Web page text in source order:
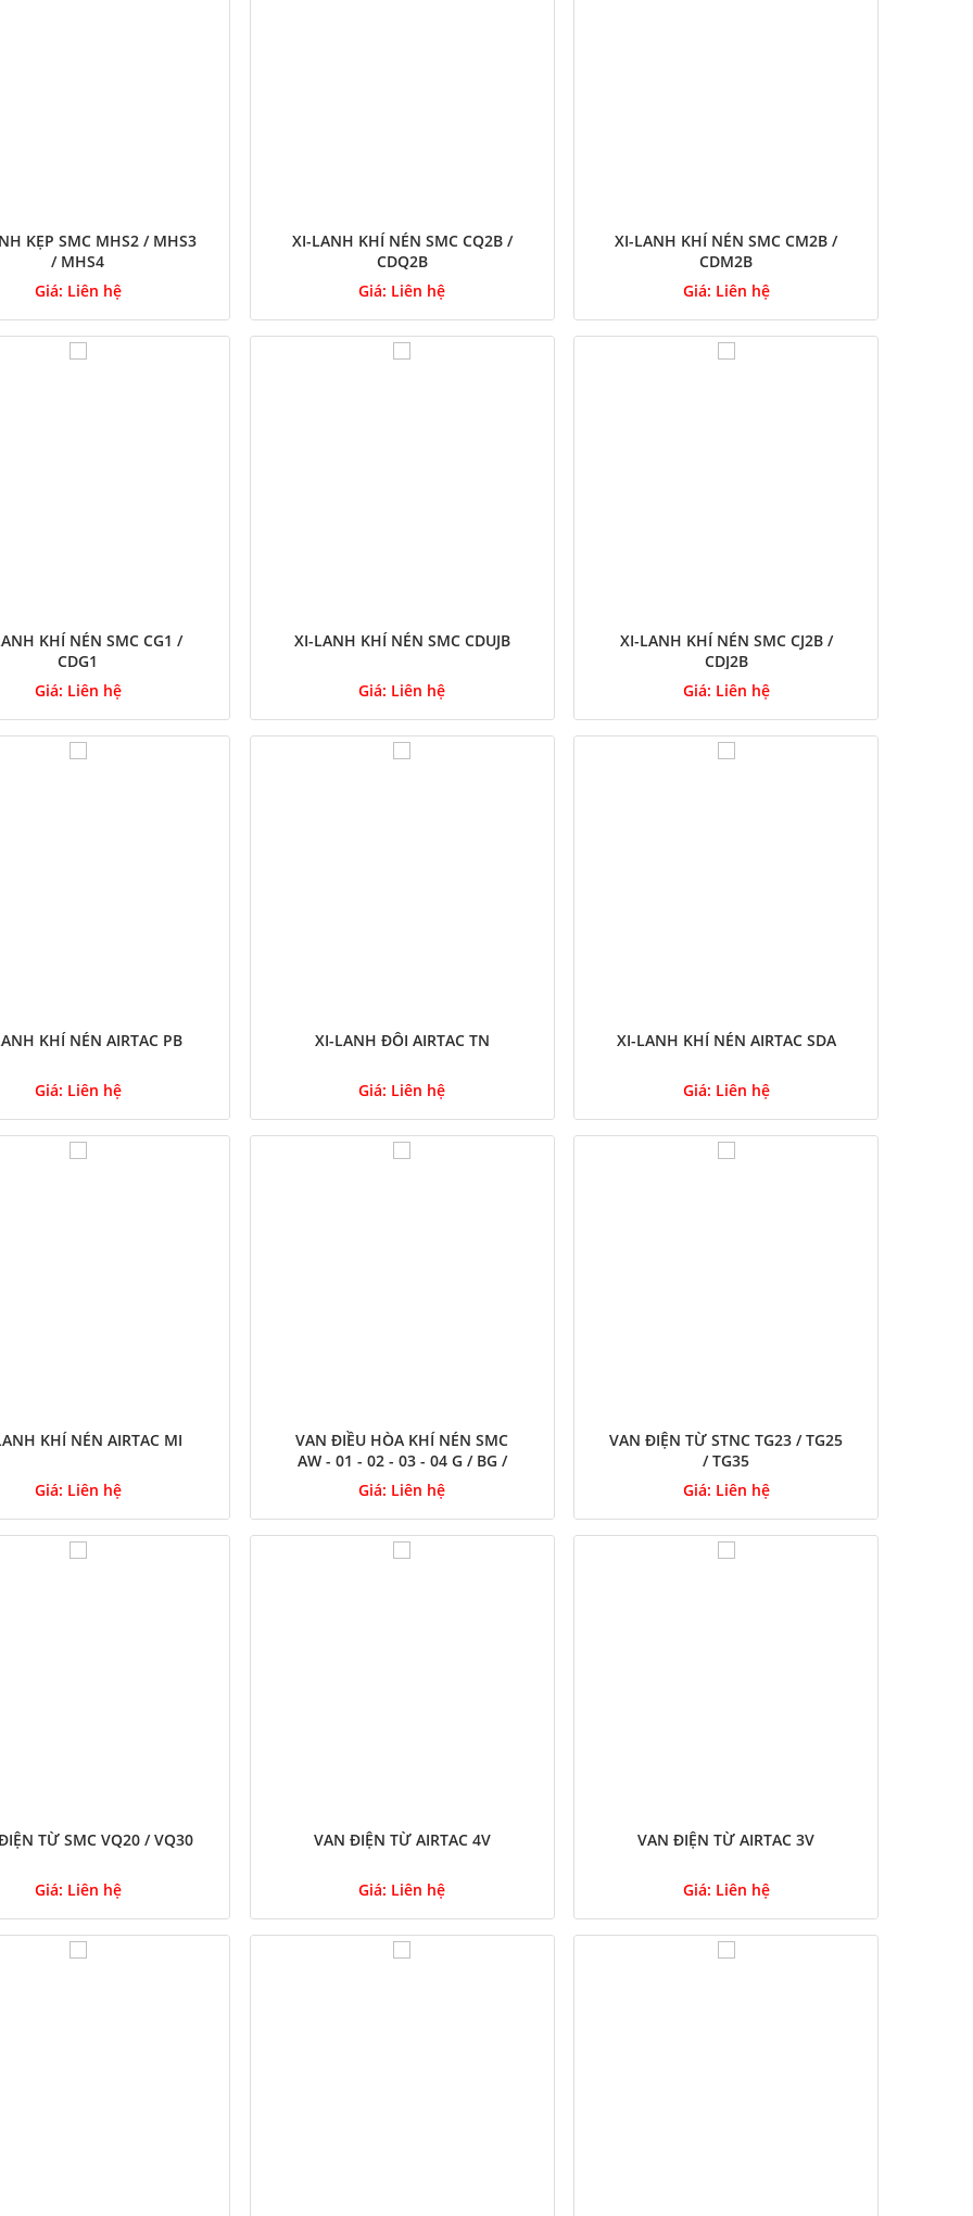
KẸP SMC MHS2 / MHS3
/ MHS4
Giá: Liên hệ
XI-LANH KHÍ NÉN SMC CQ2B /
CDQ2B
Giá: Liên hệ
XI-LANH KHÍ NÉN SMC CM2B /
CDM2B
Giá: Liên hệ
KHÍ NÉN SMC CG1 /
CDG1
Giá: Liên hệ
XI-LANH KHÍ NÉN SMC CDUJB
Giá: Liên hệ
XI-LANH KHÍ NÉN SMC CJ2B /
CDJ2B
Giá: Liên hệ
KHÍ NÉN AIRTAC PB
Giá: Liên hệ
XI-LANH ĐÔI AIRTAC TN
Giá: Liên hệ
XI-LANH KHÍ NÉN AIRTAC SDA
Giá: Liên hệ
KHÍ NÉN AIRTAC MI
Giá: Liên hệ
VAN ĐIỀU HÒA KHÍ NÉN SMC
AW - 01 - 02 - 03 - 04 G / BG /
BDG
Giá: Liên hệ
VAN ĐIỆN TỪ STNC TG23 / TG25
/ TG35
Giá: Liên hệ
TỪ SMC VQ20 / VQ30
Giá: Liên hệ
VAN ĐIỆN TỪ AIRTAC 4V
Giá: Liên hệ
VAN ĐIỆN TỪ AIRTAC 3V
Giá: Liên hệ